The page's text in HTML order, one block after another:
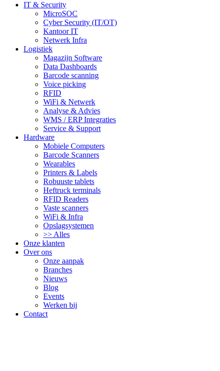
IT & Security
MicroSOC
Cyber Security (IT/OT)
Kantoor IT
Netwerk Infra
Logistiek
Magazijn Software
Data Dashboards
Barcode scanning
Voice picking
RFID
WiFi & Netwerk
Analyse & Advies
WMS / ERP Integraties
Service & Support
Hardware
Mobiele Computers
Barcode Scanners
Wearables
Printers & Labels
Robuuste tablets
Heftruck terminals
RFID Readers
Vaste scanners
WiFi & Infra
Opslagsystemen
>> Alles
Onze klanten
Over ons
Onze aanpak
Branches
Nieuws
Blog
Events
Werken bij
Contact